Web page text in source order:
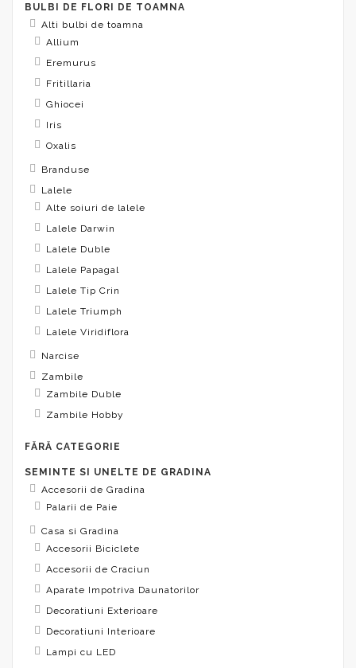
BULBI DE FLORI DE TOAMNA
Alti bulbi de toamna
Allium
Eremurus
Fritillaria
Ghiocei
Iris
Oxalis
Branduse
Lalele
Alte soiuri de lalele
Lalele Darwin
Lalele Duble
Lalele Papagal
Lalele Tip Crin
Lalele Triumph
Lalele Viridiflora
Narcise
Zambile
Zambile Duble
Zambile Hobby
FĂRĂ CATEGORIE
SEMINTE SI UNELTE DE GRADINA
Accesorii de Gradina
Palarii de Paie
Casa si Gradina
Accesorii Biciclete
Accesorii de Craciun
Aparate Impotriva Daunatorilor
Decoratiuni Exterioare
Decoratiuni Interioare
Lampi cu LED